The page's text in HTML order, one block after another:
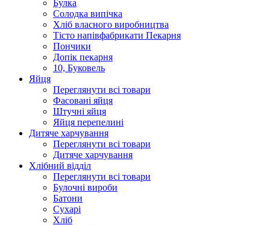
Булка
Солодка випiчка
Хлiб власного виробництва
Тiсто напiвфабрикати Пекарня
Пончики
Допік пекарня
10, Буковель
Яйця
Переглянути всі товари
Фасовані яйця
Штучні яйця
Яйця перепелині
Дитяче харчування
Переглянути всі товари
Дитяче харчування
Хлібний відділ
Переглянути всі товари
Булочні вироби
Батони
Сухарі
Хліб